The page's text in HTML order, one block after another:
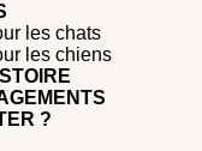
les chats
les chiens
?